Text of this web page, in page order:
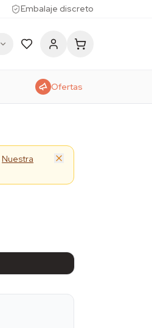
Embalaje discreto
Ofertas
Nuestra